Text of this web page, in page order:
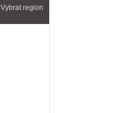
Vybrat region